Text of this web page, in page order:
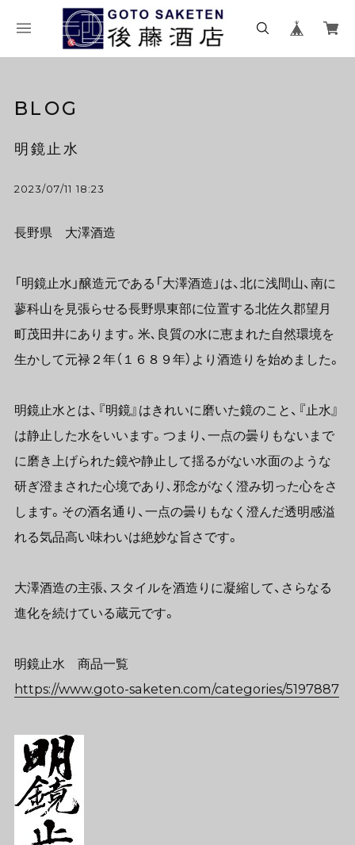
BLOG
明鏡止水
2023/07/11 18:23
長野県 大澤酒造
「明鏡止水」醸造元である「大澤酒造」は、北に浅間山、南に
蓼科山を見張らせる長野県東部に位置する北佐久郡望月
町茂田井にあります。米､良質の水に恵まれた自然環境を
生かして元禄２年（１６８９年）より酒造りを始めました。
明鏡止水とは、『明鏡』はきれいに磨いた鏡のこと、『止水』
は静止した水をいいます。つまり､一点の曇りもないまで
に磨き上げられた鏡や静止して揺るがない水面のような
研ぎ澄まされた心境であり､邪念がなく澄み切った心をさ
します。その酒名通り、一点の曇りもなく澄んだ透明感溢
れる気品高い味わいは絶妙な旨さです。
大澤酒造の主張､スタイルを酒造りに凝縮して、さらなる
進化を続けている蔵元です。
明鏡止水 商品一覧
https://www.goto-saketen.com/categories/5197887